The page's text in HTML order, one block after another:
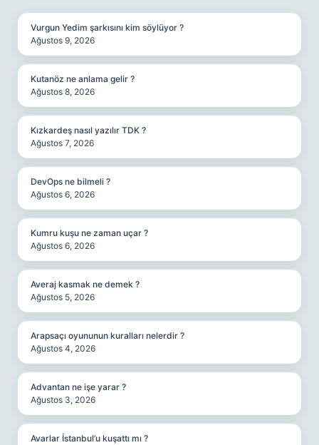
Vurgun Yedim şarkısını kim söylüyor ?
Ağustos 9, 2026
Kutanöz ne anlama gelir ?
Ağustos 8, 2026
Kızkardeş nasıl yazılır TDK ?
Ağustos 7, 2026
DevOps ne bilmeli ?
Ağustos 6, 2026
Kumru kuşu ne zaman uçar ?
Ağustos 6, 2026
Averaj kasmak ne demek ?
Ağustos 5, 2026
Arapsaçı oyununun kuralları nelerdir ?
Ağustos 4, 2026
Advantan ne işe yarar ?
Ağustos 3, 2026
Avarlar İstanbul’u kuşattı mı ?